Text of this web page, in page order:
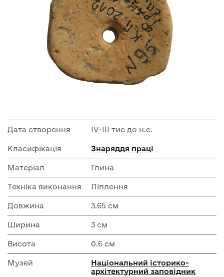
Дата створення ІV-ІІІ тис до н.е.
Класифікація Знаряддя праці
Матеріал Глина
Техніка виконання Ліплення
Довжина 3.65 см
Ширина 3 см
Висота 0.6 см
Музей
Національний історико-
архітектурний заповідник